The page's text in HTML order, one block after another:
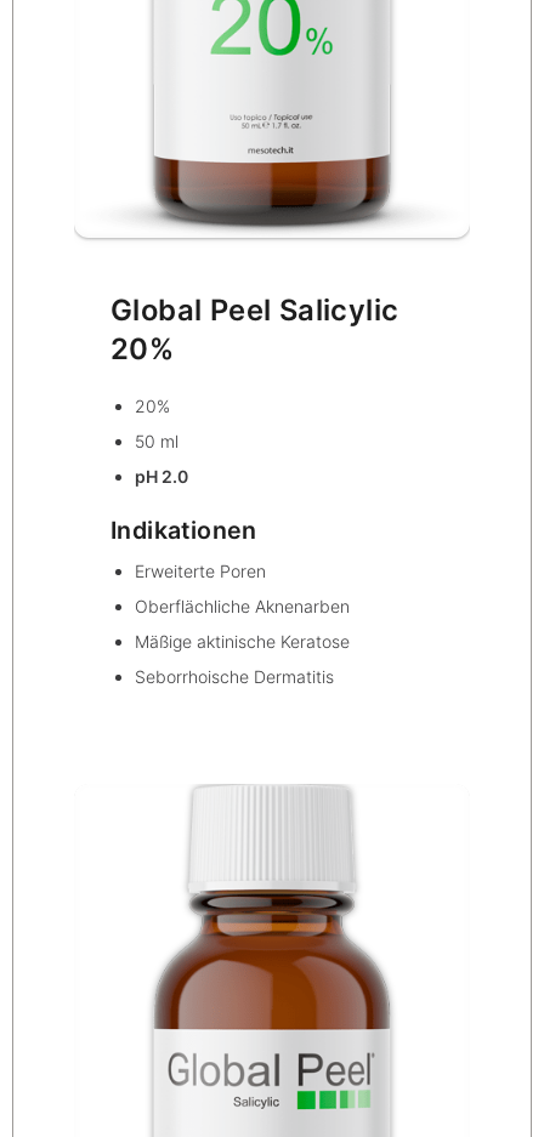
Global Peel Salicylic
20%
20%
50 ml
pH 2.0
Indikationen
Erweiterte Poren
Oberflächliche Aknenarben
Mäßige aktinische Keratose
Seborrhoische Dermatitis